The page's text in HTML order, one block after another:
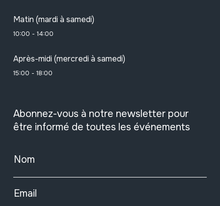
Matin (mardi à samedi)
10:00 - 14:00
Après-midi (mercredi à samedi)
15:00 - 18:00
Abonnez-vous à notre newsletter pour
être informé de toutes les événements
Nom
Email